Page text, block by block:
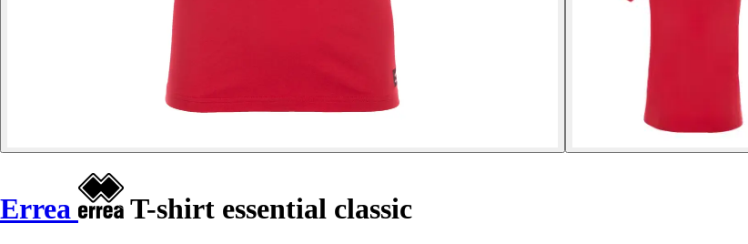
Errea T-shirt essential classic